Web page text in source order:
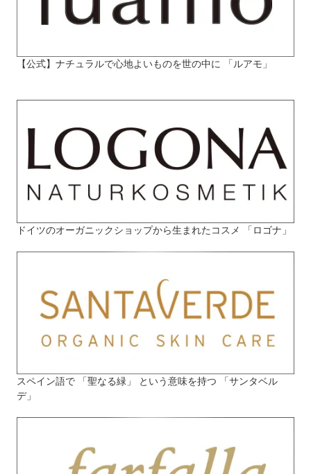
【公式】ナチュラルで心地よいものを世の中に 「ルアモ」
ドイツのオーガニックショップから生まれたコスメ 「ロゴナ」
スペイン語で 「聖なる緑」 という意味を持つ 「サンタベル
デ」